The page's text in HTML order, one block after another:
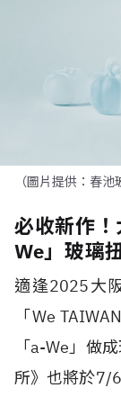
（圖片提供：春池
必收新作
We」玻璃
適逢2025大
「We TAIWAN
「a-We」做
所》也將於7/